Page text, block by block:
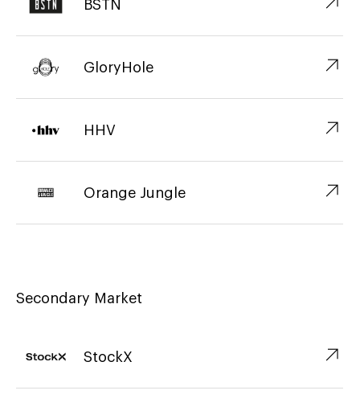
BSTN
GloryHole ↗︎
HHV ↗︎
Orange Jungle ↗︎
Secondary Market
StockX ↗︎